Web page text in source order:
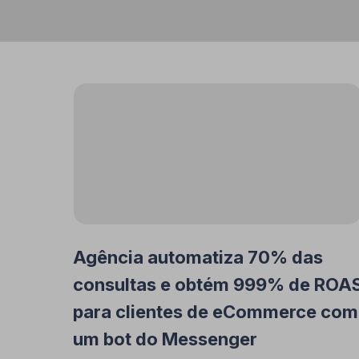
Agência automatiza 70% das
consultas e obtém 999% de
para clientes de eCommerce com
um bot do Messenger